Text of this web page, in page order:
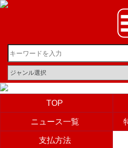
TOP
ニュース一覧
支払方法